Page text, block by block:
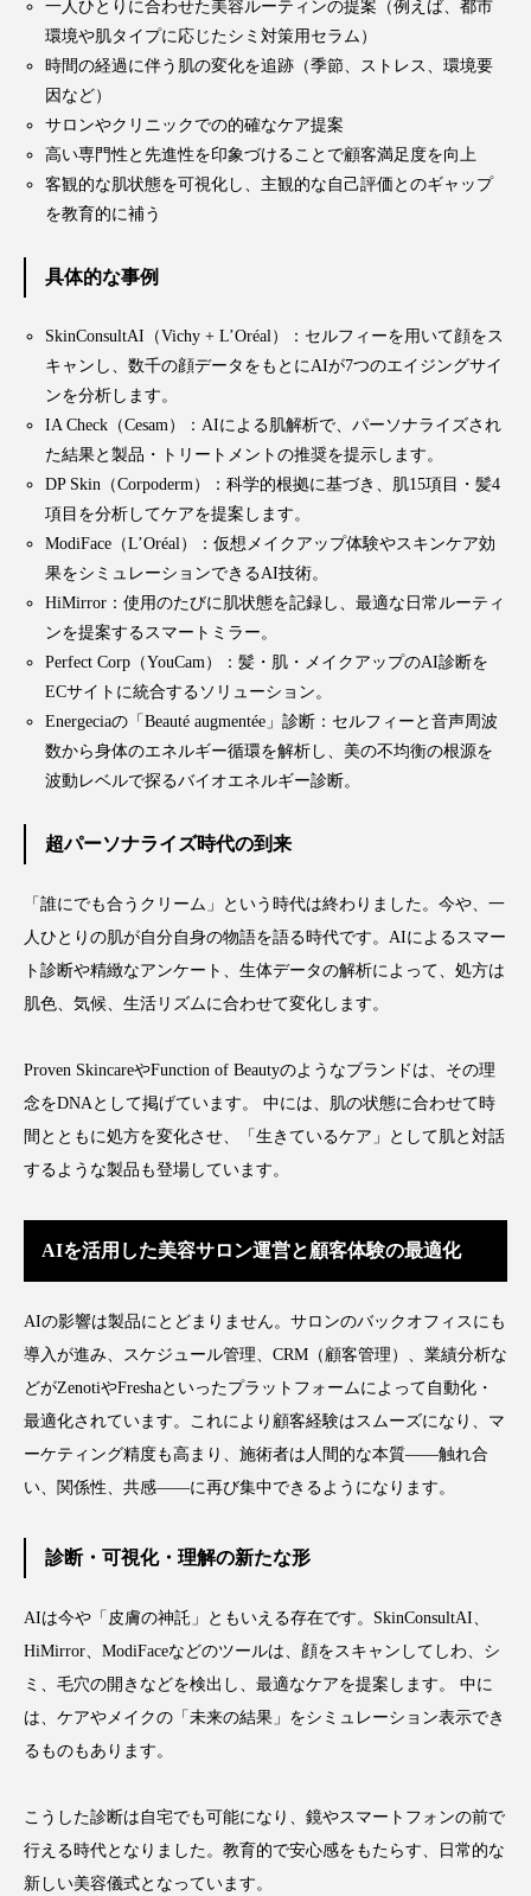
ローカル ロンジェビティ 下半身美容
乾燥 対策 冬 スキンケア
乾燥肌対策 他者との再接続 企業・経済
価格改定
健康寿命
冬スキンケア 冬の乾燥肌 冬の印象美
冬の準備 冬美容 冷え対策
冷え性改善 加工アプリ 加工フィルター
加工顔 労働環境 国内市場 国際市場
地政学リスク 外出控え 夜 スキンケア 香り
孤独 巡らせるケア 巡りケア 差別化
廃棄ロス 成分 技術経営
抗酸化 抗酸化ケア
日中関係 時間制限食
東洋医学 梅雨 棚卸資産 汗ケア
温活スキンケア 温活女子 温活習慣
為替相場 熱中症対策 物流問題
男性美容 画像解析
紫外線対策 美容 美容テック
美容業界 美的感覚 美肌習慣
都市型美容ウェルネス 酷暑
金木犀 スキンケア
香り メンタルケア 香りケア
一人ひとりに合わせた美容ルーティンの提案（例えば、都市
環境や肌タイプに応じたシミ対策用セラム）
時間の経過に伴う肌の変化を追跡（季節、ストレス、環境要
因など）
サロンやクリニックでの的確なケア提案
高い専門性と先進性を印象づけることで顧客満足度を向上
客観的な肌状態を可視化し、主観的な自己評価とのギャップ
を教育的に補う
具体的な事例
SkinConsultAI（Vichy + L’Oréal）：セルフィーを用いて顔をス
キャンし、数千の顔データをもとにAIが7つのエイジングサイ
ンを分析します。
IA Check（Cesam）：AIによる肌解析で、パーソナライズされ
た結果と製品・トリートメントの推奨を提示します。
DP Skin（Corpoderm）：科学的根拠に基づき、肌15項目・髪4
項目を分析してケアを提案します。
ModiFace（L’Oréal）：仮想メイクアップ体験やスキンケア効
果をシミュレーションできるAI技術。
HiMirror：使用のたびに肌状態を記録し、最適な日常ルーティ
ンを提案するスマートミラー。
Perfect Corp（YouCam）：髪・肌・メイクアップのAI診断を
ECサイトに統合するソリューション。
Energeciaの「Beauté augmentée」診断：セルフィーと音声周波
数から身体のエネルギー循環を解析し、美の不均衡の根源を
波動レベルで探るバイオエネルギー診断。
超パーソナライズ時代の到来
「誰にでも合うクリーム」という時代は終わりました。今や、一
人ひとりの肌が自分自身の物語を語る時代です。AIによるスマー
ト診断や精緻なアンケート、生体データの解析によって、処方は
肌色、気候、生活リズムに合わせて変化します。
Proven SkincareやFunction of Beautyのようなブランドは、その理
念をDNAとして掲げています。 中には、肌の状態に合わせて時
間とともに処方を変化させ、「生きているケア」として肌と対話
するような製品も登場しています。
AIを活用した美容サロン運営と顧客体験の最適化
AIの影響は製品にとどまりません。サロンのバックオフィスにも
導入が進み、スケジュール管理、CRM（顧客管理）、業績分析な
どがZenotiやFreshaといったプラットフォームによって自動化・
最適化されています。これにより顧客経験はスムーズになり、マ
ーケティング精度も高まり、施術者は人間的な本質――触れ合
い、関係性、共感――に再び集中できるようになります。
診断・可視化・理解の新たな形
AIは今や「皮膚の神託」ともいえる存在です。SkinConsultAI、
HiMirror、ModiFaceなどのツールは、顔をスキャンしてしわ、シ
ミ、毛穴の開きなどを検出し、最適なケアを提案します。 中に
は、ケアやメイクの「未来の結果」をシミュレーション表示でき
るものもあります。
こうした診断は自宅でも可能になり、鏡やスマートフォンの前で
行える時代となりました。教育的で安心感をもたらす、日常的な
新しい美容儀式となっています。